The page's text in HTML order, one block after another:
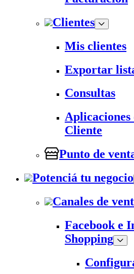
Clientes
Mis clientes
Exportar
Consultas
Aplicaciones
Cliente
Punto de
Potenciá tu negocio
Canales de
Facebook e
Shopping